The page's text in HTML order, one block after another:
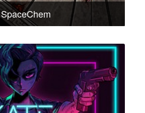
SpaceChem